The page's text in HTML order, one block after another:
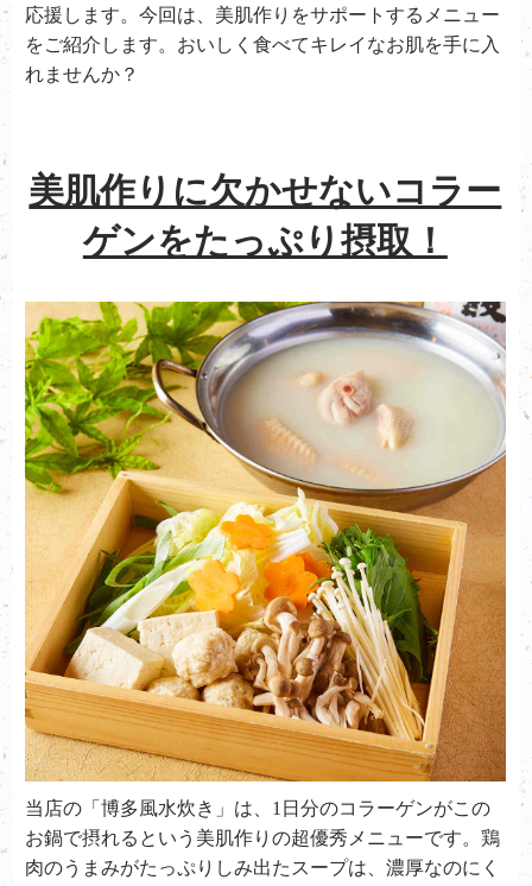
応援します。今回は、美肌作りをサポートするメニュー
をご紹介します。おいしく食べてキレイなお肌を手に入
れませんか？
美肌作りに欠かせないコラー
ゲンをたっぷり摂取！
当店の「博多風水炊き」は、 1 日分のコラーゲンがこの
お鍋で摂れるという美肌作りの超優秀メニューです。鶏
肉のうまみがたっぷりしみ出たスープは、濃厚なのにく